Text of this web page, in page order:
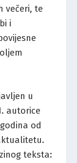
večeri, te
i
u
autorice
od
teksta: